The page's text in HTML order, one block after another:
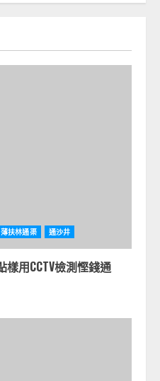
薄扶林通渠 通沙井
用CCTV檢測慳錢通